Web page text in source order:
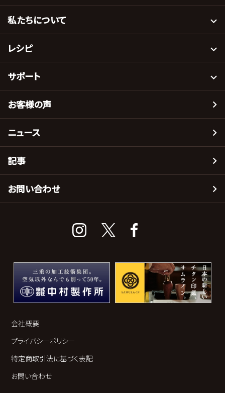
私たちについて
レシピ
サポート
お客様の声
ニュース
記事
お問い合わせ
会社概要
プライバシーポリシー
特定商取引法に基づく表記
お問い合わせ